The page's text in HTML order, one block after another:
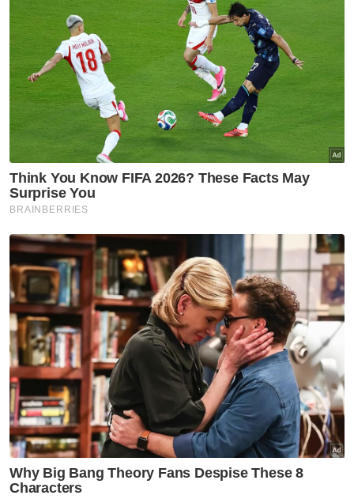
Bagaimanapun dalam kenyataan rasmi
dikeluarkan oleh Datuk-Datuk Lembaga Adat
Sungei Ujong pada 18 April pula menjelaskan
pendirian mereka yang sebulat suara ikrar
taat setia kepada Mubarak.
Jelasnya, kenyataan dikeluarkan oleh Zainol
Ariffin pada 18 Mac itu juga adalah tidak sah
dari sudut adat kerana beliau telah pun
dipecat pada 28 November 2024.
bahawa pemilihan Datuk Undang atau
pemberhentian Datuk Undang perlu
mengikut adat luaknya saja yang mana ia
selaras dengan Undang-Undang Tubuh
Kerajaan Negeri Sembilan 1959, Fasal 14 (1
dan 3).
Justeru, pihak luar yang tiada sebarang
kepentingan diminta untuk tidak mencampuri
urusan adat di Sungei Ujong.
Pada masa sama pihak mereka turut
mempersoalkan kenyataan media